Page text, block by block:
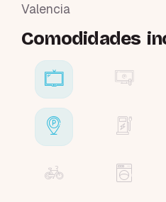
Valencia
Comodidades